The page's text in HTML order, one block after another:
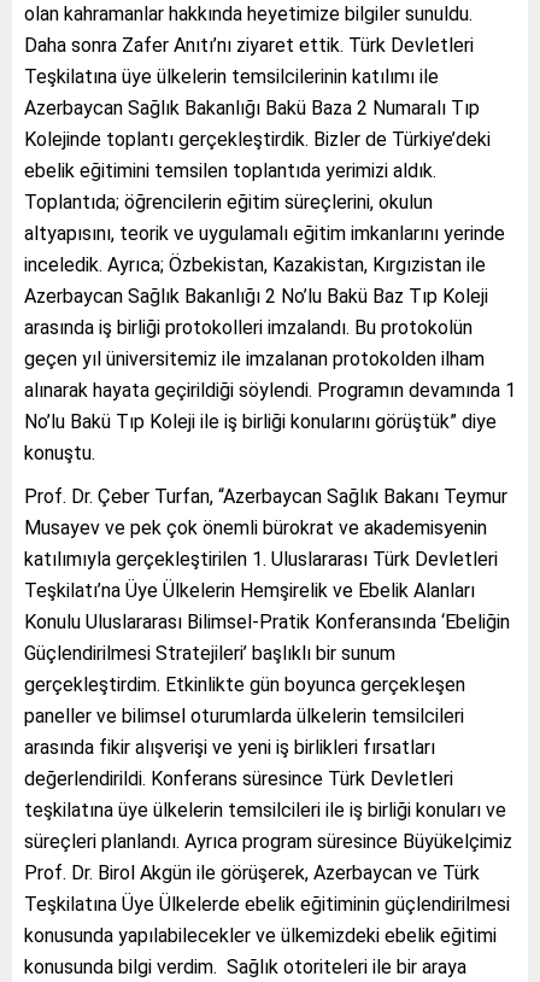
olan kahramanlar hakkında heyetimize bilgiler sunuldu.
Daha sonra Zafer Anıtı’nı ziyaret ettik. Türk Devletleri
Teşkilatına üye ülkelerin temsilcilerinin katılımı ile
Azerbaycan Sağlık Bakanlığı Bakü Baza 2 Numaralı Tıp
Kolejinde toplantı gerçekleştirdik. Bizler de Türkiye’deki
ebelik eğitimini temsilen toplantıda yerimizi aldık.
Toplantıda; öğrencilerin eğitim süreçlerini, okulun
altyapısını, teorik ve uygulamalı eğitim imkanlarını yerinde
inceledik. Ayrıca; Özbekistan, Kazakistan, Kırgızistan ile
Azerbaycan Sağlık Bakanlığı 2 No’lu Bakü Baz Tıp Koleji
arasında iş birliği protokolleri imzalandı. Bu protokolün
geçen yıl üniversitemiz ile imzalanan protokolden ilham
alınarak hayata geçirildiği söylendi. Programın devamında 1
No’lu Bakü Tıp Koleji ile iş birliği konularını görüştük” diye
konuştu.
Prof. Dr. Çeber Turfan, “Azerbaycan Sağlık Bakanı Teymur
Musayev ve pek çok önemli bürokrat ve akademisyenin
katılımıyla gerçekleştirilen 1. Uluslararası Türk Devletleri
Teşkilatı’na Üye Ülkelerin Hemşirelik ve Ebelik Alanları
Konulu Uluslararası Bilimsel-Pratik Konferansında ‘Ebeliğin
Güçlendirilmesi Stratejileri’ başlıklı bir sunum
gerçekleştirdim. Etkinlikte gün boyunca gerçekleşen
paneller ve bilimsel oturumlarda ülkelerin temsilcileri
arasında fikir alışverişi ve yeni iş birlikleri fırsatları
değerlendirildi. Konferans süresince Türk Devletleri
teşkilatına üye ülkelerin temsilcileri ile iş birliği konuları ve
süreçleri planlandı. Ayrıca program süresince Büyükelçimiz
Prof. Dr. Birol Akgün ile görüşerek, Azerbaycan ve Türk
Teşkilatına Üye Ülkelerde ebelik eğitiminin güçlendirilmesi
konusunda yapılabilecekler ve ülkemizdeki ebelik eğitimi
konusunda bilgi verdim. Sağlık otoriteleri ile bir araya